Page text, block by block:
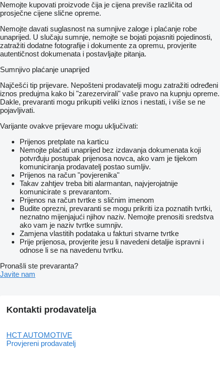
Nemojte kupovati proizvode čija je cijena previše različita od
prosječne cijene slične opreme.
Nemojte davati suglasnost na sumnjive zaloge i plaćanje robe
unaprijed. U slučaju sumnje, nemojte se bojati pojasniti pojedinosti,
zatražiti dodatne fotografije i dokumente za opremu, provjerite
autentičnost dokumenata i postavljajte pitanja.
Sumnjivo plaćanje unaprijed
Najčešći tip prijevare. Nepošteni prodavatelji mogu zatražiti određeni
iznos predujma kako bi "zarezervirali" vaše pravo na kupnju opreme.
Dakle, prevaranti mogu prikupiti veliki iznos i nestati, i više se ne
pojavljivati.
Varijante ovakve prijevare mogu uključivati:
Prijenos pretplate na karticu
Nemojte plaćati unaprijed bez izdavanja dokumenata koji
potvrđuju postupak prijenosa novca, ako vam je tijekom
komuniciranja prodavatelj postao sumljiv.
Prijenos na račun "povjerenika"
Takav zahtjev treba biti alarmantan, najvjerojatnije
komunicirate s prevarantom.
Prijenos na račun tvrtke s sličnim imenom
Budite oprezni, prevaranti se mogu prikriti iza poznatih tvrtki,
neznatno mijenjajući njihov naziv. Nemojte prenositi sredstva
ako vam je naziv tvrtke sumnjiv.
Zamjena vlastitih podataka u fakturi stvarne tvrtke
Prije prijenosa, provjerite jesu li navedeni detaljie ispravni i
odnose li se na navedenu tvrtku.
Pronašli ste prevaranta?
Javite nam
Kontakti prodavatelja
HCT AUTOMOTIVE
Provjereni prodavatelj